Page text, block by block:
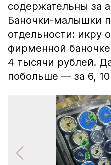
содержательны за
Баночки-малышки
отдельности: икру
фирменной
4 тысячи рублей.
побольше — за 6,